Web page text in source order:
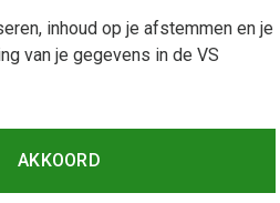
inhoud op je afstemmen en je
van je gegevens in de VS
AKKOORD